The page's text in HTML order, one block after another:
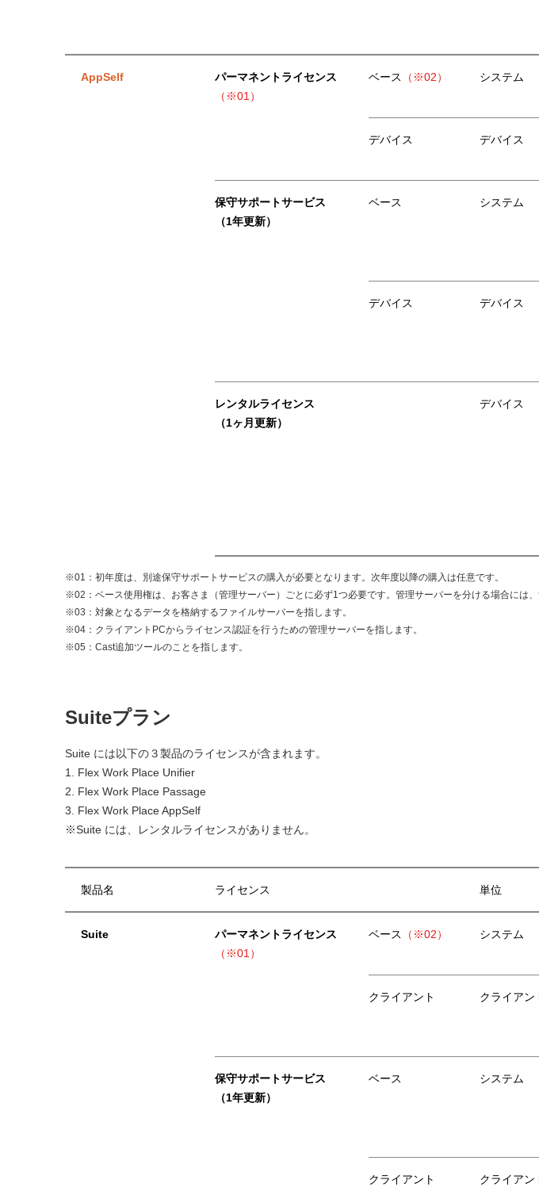
AppSelf
パーマネントライセンス
（※01）
ベース （※02） システム
デバイス デバイス
保守サポートサービス
（1年更新）
ベース システム
デバイス デバイス
レンタルライセンス
（1ヶ月更新）
デバイス
※01：初年度は、別途保守サポートサービスの購入が必要となります。次年度以降の購入は任意です。
※02：ベース使用権は、お客さま（管理サーバー）ごとに必ず1つ必要です。管理サーバーを分ける場合には、
※03：対象となるデータを格納するファイルサーバーを指します。
※04：クライアントPCからライセンス認証を行うための管理サーバーを指します。
※05：Cast追加ツールのことを指します。
Suiteプラン
Suite には以下の３製品のライセンスが含まれます。
1. Flex Work Place Unifier
2. Flex Work Place Passage
3. Flex Work Place AppSelf
※Suite には、レンタルライセンスがありません。
製品名 ライセンス 単位
Suite
パーマネントライセンス
（※01）
ベース （※02） システム
クライアント クライアン
保守サポートサービス
（1年更新）
ベース システム
クライアント クライアン